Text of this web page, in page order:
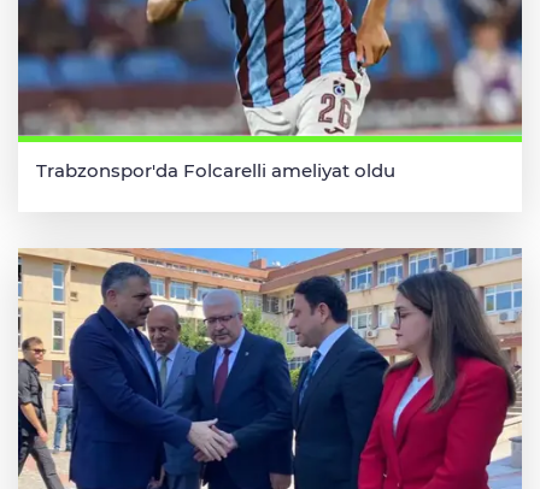
Trabzonspor'da Folcarelli ameliyat oldu